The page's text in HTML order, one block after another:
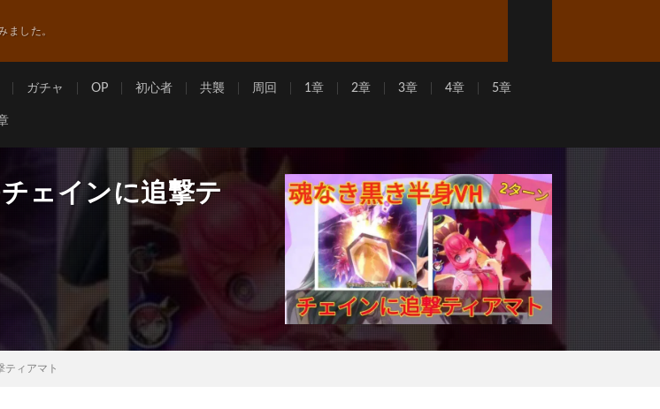
ました。
ガチャ OP 初心者 共襲 周回 1章 2章 3章 4章 5章
ェインに追撃テ
ティアマト